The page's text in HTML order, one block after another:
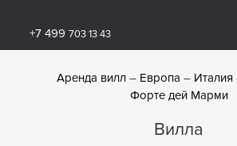
+7 499 703 13 43
Аренда вилл Европа Италия
Форте дей Марми
Вилла